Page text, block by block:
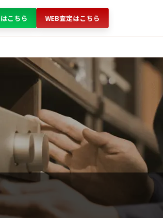
こちら WEB査定はこちら